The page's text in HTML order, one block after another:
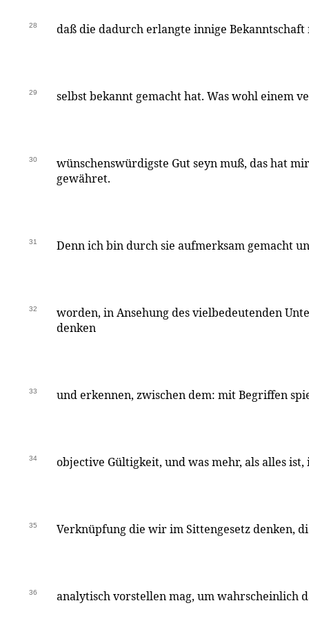
28 daß die dadurch erlangte innige
29 selbst bekannt gemacht hat. Was wohl einem
30
wünschenswürdigste Gut seyn muß, das hat
gewähret.
31 Denn ich bin durch sie aufmerksam gemacht
32
worden, in Ansehung des vielbedeutenden
denken
33 und erkennen, zwischen dem: mit Begriffen
34 objective Gültigkeit, und was mehr, als alles ist,
35 Verknüpfung die wir im Sittengesetz denken,
36 analytisch vorstellen mag, um wahrscheinlich